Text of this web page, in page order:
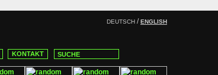
DEUTSCH /ENGLISH
KONTAKT